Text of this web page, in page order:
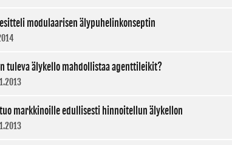
esitteli modulaarisen älypuhelinkonseptin
tuleva älykello mahdollistaa agenttileikit?
tuo markkinoille edullisesti hinnoitellun älykellon